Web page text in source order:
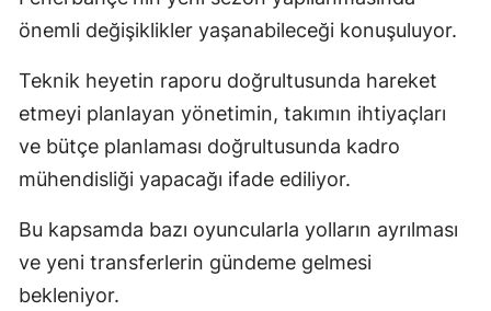
önemli değişiklikler yaşanabileceği konuşuluyor.
Teknik heyetin raporu doğrultusunda hareket
etmeyi planlayan yönetimin, takımın ihtiyaçları
ve bütçe planlaması doğrultusunda kadro
mühendisliği yapacağı ifade ediliyor.
Bu kapsamda bazı oyuncularla yolların ayrılması
ve yeni transferlerin gündeme gelmesi
bekleniyor.